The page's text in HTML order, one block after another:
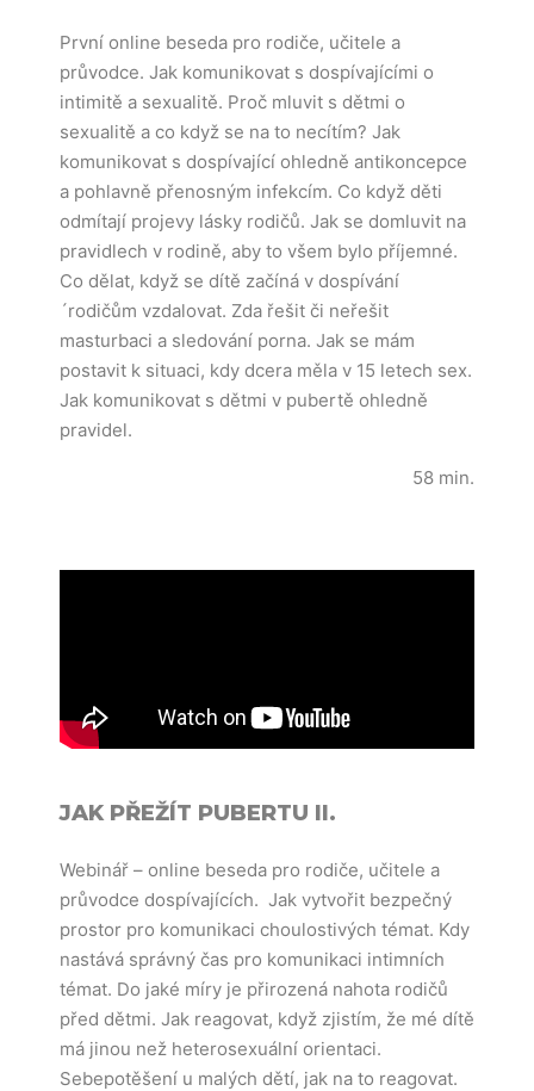
První online beseda pro rodiče, učitele a
průvodce. Jak komunikovat s dospívajícími o
intimitě a sexualitě. Proč mluvit s dětmi o
sexualitě a co když se na to necítím? Jak
komunikovat s dospívající ohledně antikoncepce
a pohlavně přenosným infekcím. Co když děti
odmítají projevy lásky rodičů. Jak se domluvit na
pravidlech v rodině, aby to všem bylo příjemné.
Co dělat, když se dítě začíná v dospívání
´rodičům vzdalovat. Zda řešit či neřešit
masturbaci a sledování porna. Jak se mám
postavit k situaci, kdy dcera měla v 15 letech sex.
Jak komunikovat s dětmi v pubertě ohledně
pravidel.
58 min.
JAK PŘEŽÍT PUBERTU II.
Webinář – online beseda pro rodiče, učitele a
průvodce dospívajících. Jak vytvořit bezpečný
prostor pro komunikaci choulostivých témat. Kdy
nastává správný čas pro komunikaci intimních
témat. Do jaké míry je přirozená nahota rodičů
před dětmi. Jak reagovat, když zjistím, že mé dítě
má jinou než heterosexuální orientaci.
Sebepotěšení u malých dětí, jak na to reagovat.